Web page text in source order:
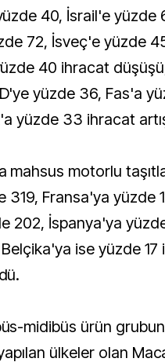
40, İsrail'e yüzde
72, İsveç'e yüzde
40 ihracat
yüzde 36, Fas'a
yüzde 33 ihracat
mahsus motorlu
319, Fransa'ya yüzde
202, İspanya'ya
Belçika'ya ise yüzde
midibüs ürün
ülkeler olan